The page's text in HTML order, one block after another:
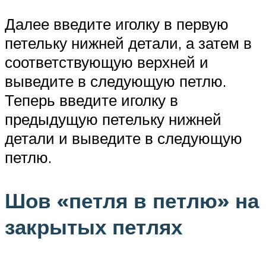
Далее введите иголку в первую
петельку нижней детали, а затем в
соответствующую верхней и
выведите в следующую петлю.
Теперь введите иголку в
предыдущую петельку нижней
детали и выведите в следующую
петлю.
Шов «петля в петлю» на
закрытых петлях